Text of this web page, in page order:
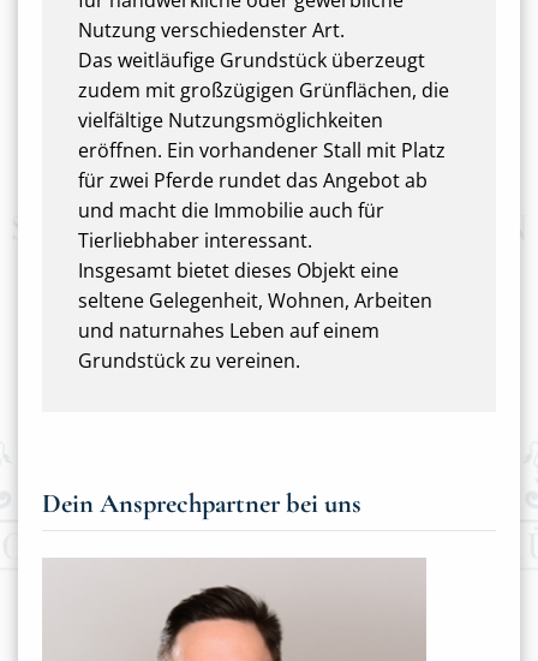
Nutzung verschiedenster Art.
Das weitläufige Grundstück überzeugt
zudem mit großzügigen Grünflächen, die
vielfältige Nutzungsmöglichkeiten
eröffnen. Ein vorhandener Stall mit Platz
für zwei Pferde rundet das Angebot ab
und macht die Immobilie auch für
Tierliebhaber interessant.
Insgesamt bietet dieses Objekt eine
seltene Gelegenheit, Wohnen, Arbeiten
und naturnahes Leben auf einem
Grundstück zu vereinen.
Dein Ansprechpartner bei uns